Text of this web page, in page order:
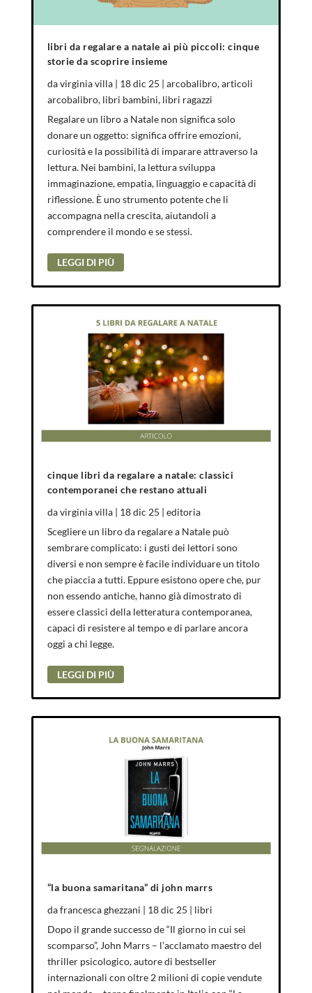
libri da regalare a natale ai più piccoli: cinque
storie da scoprire insieme
davirginia villa| 18 dic 25 | arcobalibro,articoli
arcobalibro, libri bambini, libri ragazzi
Regalare un libro a Natale non significa solo
donare un oggetto: significa offrire emozioni,
curiosità e la possibilità di imparare attraverso la
lettura. Nei bambini, la lettura sviluppa
immaginazione, empatia, linguaggio e capacità di
riflessione. È uno strumento potente che li
accompagna nella crescita, aiutandoli a
comprendere il mondo e se stessi.
LEGGI DI PIÙ
cinque libri da regalare a natale: classici
contemporanei che restano attuali
davirginia villa| 18 dic 25 | editoria
Scegliere un libro da regalare a Natale può
sembrare complicato: i gusti dei lettori sono
diversi e non sempre è facile individuare un titolo
che piaccia a tutti. Eppure esistono opere che, pur
non essendo antiche, hanno già dimostrato di
essere classici della letteratura contemporanea,
capaci di resistere al tempo e di parlare ancora
oggi a chi legge.
LEGGI DI PIÙ
“la buona samaritana” di john marrs
dafrancesca ghezzani | 18 dic 25 | libri
Dopo il grande successo de “Il giorno in cui sei
scomparso”, John Marrs – l’acclamato maestro del
thriller psicologico, autore di bestseller
internazionali con oltre 2 milioni di copie vendute